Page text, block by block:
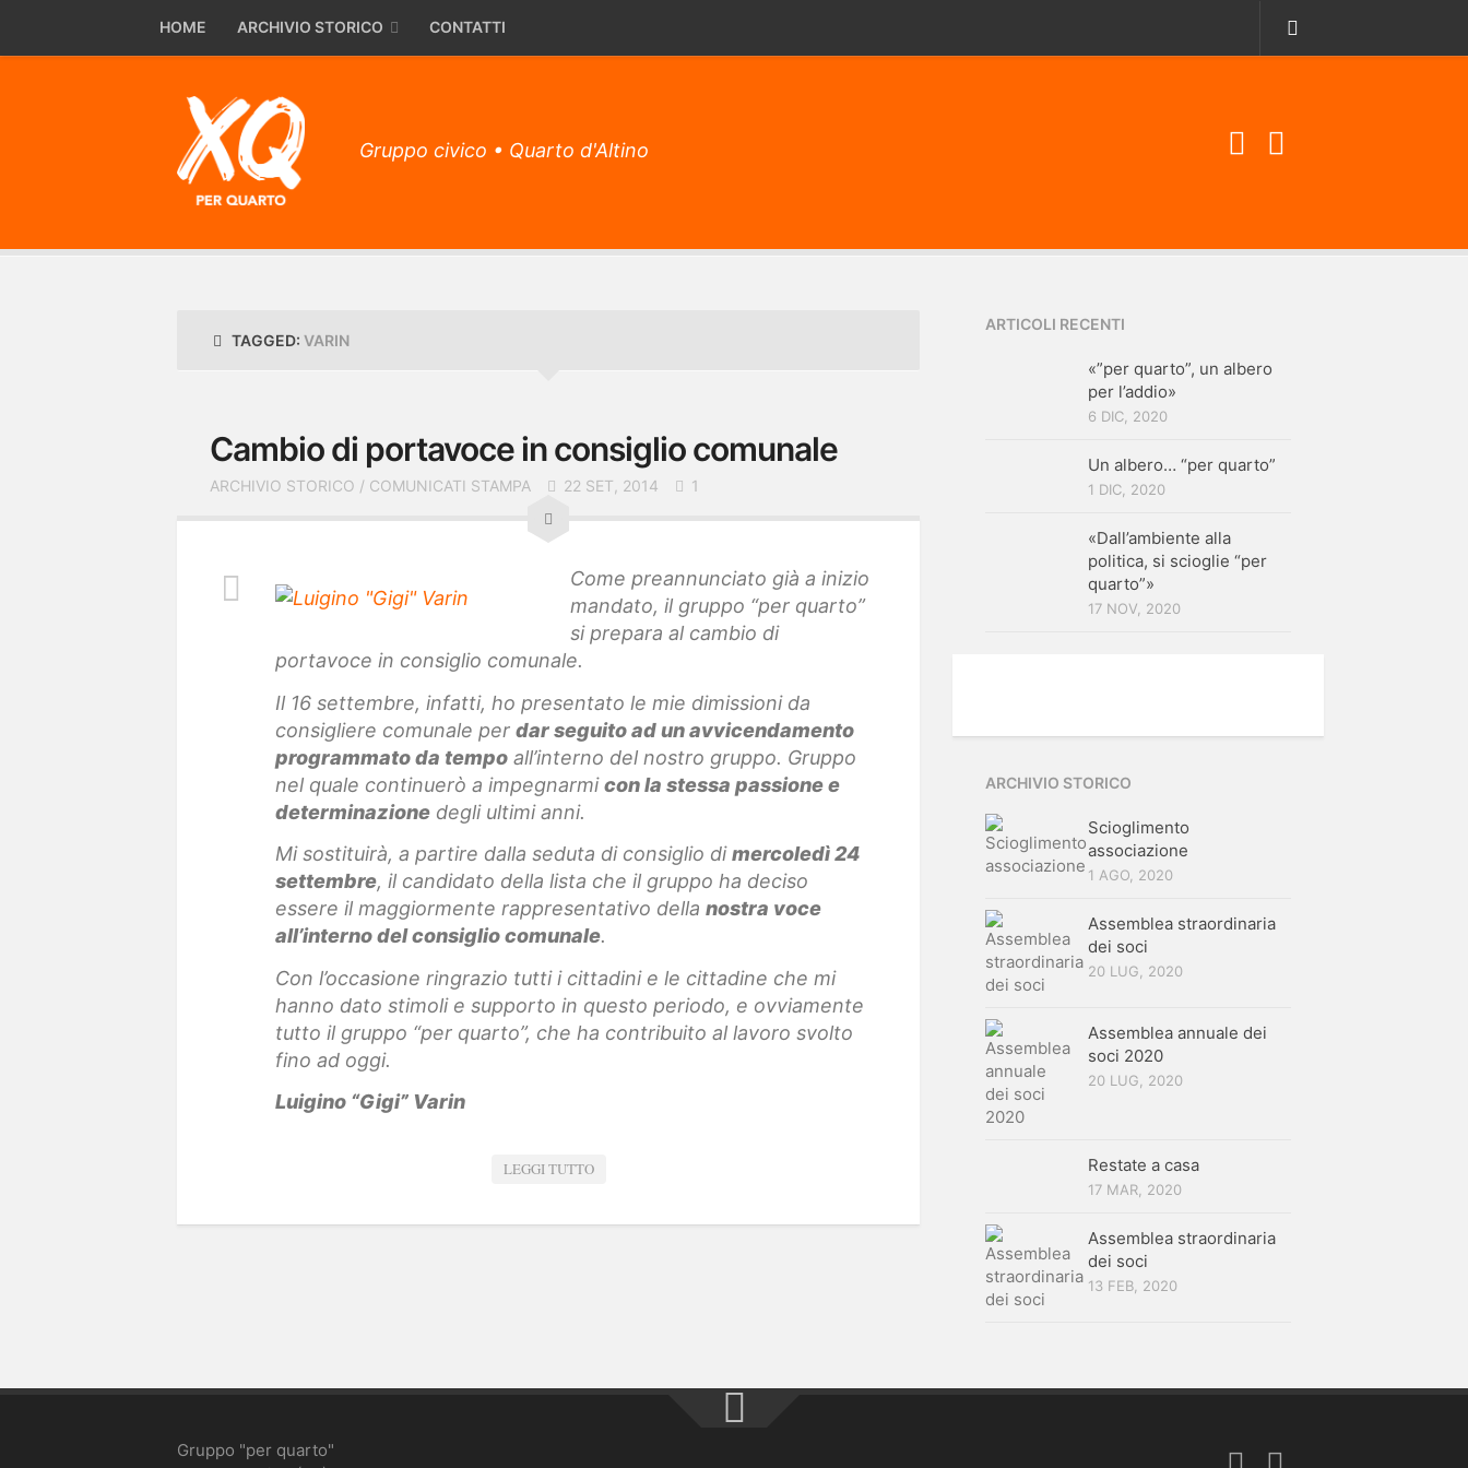
HOME ARCHIVIO STORICO CONTATTI
Gruppo civico • Quarto d'Altino
TAGGED: VARIN
Cambio di portavoce in consiglio comunale
ARCHIVIO STORICO / COMUNICATI STAMPA 22 SET, 2014 1
Come preannunciato già a inizio
mandato, il gruppo “per quarto”
si prepara al cambio di
portavoce in consiglio comunale.
Il 16 settembre, infatti, ho presentato le mie dimissioni da
consigliere comunale per dar seguito ad un avvicendamento
programmato da tempo all’interno del nostro gruppo. Gruppo
nel quale continuerò a impegnarmicon la stessa passione e
determinazione degli ultimi anni.
Mi sostituirà, a partire dalla seduta di consiglio dimercoledì 24
settembre, il candidato della lista che il gruppo ha deciso
essere il maggiormente rappresentativo della nostra voce
all’interno del consiglio comunale.
Con l’occasione ringrazio tutti i cittadini e le cittadine che mi
hanno dato stimoli e supporto in questo periodo, e ovviamente
tutto il gruppo “per quarto”, che ha contribuito al lavoro svolto
fino ad oggi.
Luigino “Gigi” Varin
LEGGI TUTTO
ARTICOLI RECENTI
«”per quarto”, un albero
per l’addio»
6 DIC, 2020
Un albero… “per quarto”
1 DIC, 2020
«Dall’ambiente alla
politica, si scioglie “per
quarto”»
17 NOV, 2020
ARCHIVIO STORICO
Scioglimento
associazione
1 AGO, 2020
Assemblea straordinaria
dei soci
20 LUG, 2020
Assemblea annuale dei
soci 2020
20 LUG, 2020
Restate a casa
17 MAR, 2020
Assemblea straordinaria
dei soci
13 FEB, 2020
Gruppo "per quarto"